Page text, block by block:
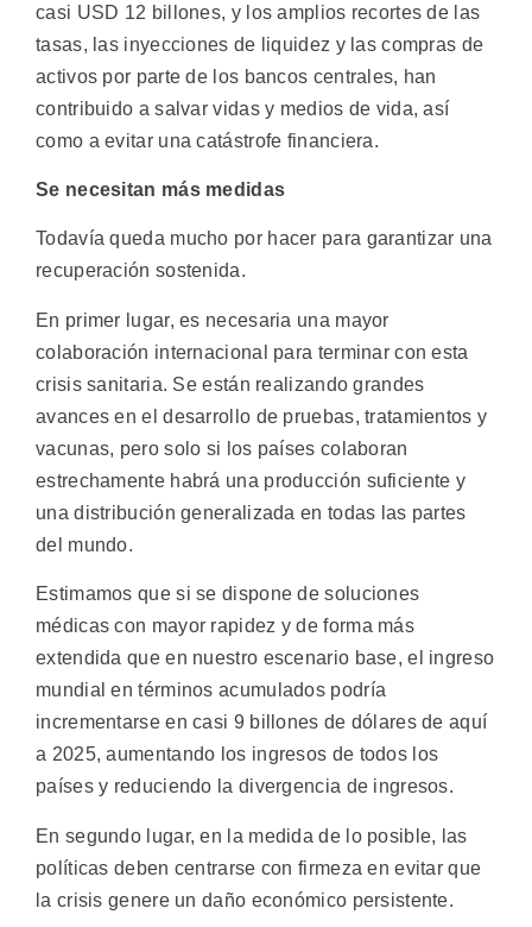
casi USD 12 billones, y los amplios recortes de las
tasas, las inyecciones de liquidez y las compras de
activos por parte de los bancos centrales, han
contribuido a salvar vidas y medios de vida, así
como a evitar una catástrofe financiera.
Se necesitan más medidas
Todavía queda mucho por hacer para garantizar una
recuperación sostenida.
En primer lugar, es necesaria una mayor
colaboración internacional para terminar con esta
crisis sanitaria. Se están realizando grandes
avances en el desarrollo de pruebas, tratamientos y
vacunas, pero solo si los países colaboran
estrechamente habrá una producción suficiente y
una distribución generalizada en todas las partes
del mundo.
Estimamos que si se dispone de soluciones
médicas con mayor rapidez y de forma más
extendida que en nuestro escenario base, el ingreso
mundial en términos acumulados podría
incrementarse en casi 9 billones de dólares de aquí
a 2025, aumentando los ingresos de todos los
países y reduciendo la divergencia de ingresos.
En segundo lugar, en la medida de lo posible, las
políticas deben centrarse con firmeza en evitar que
la crisis genere un daño económico persistente.